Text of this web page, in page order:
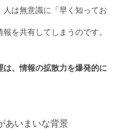
は無意識に「早く知ってお
を共有してしまうのです。
は、情報の拡散力を爆発的に
あいまいな背景